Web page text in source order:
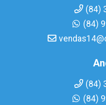
(84)
(84)
(84)
(84)